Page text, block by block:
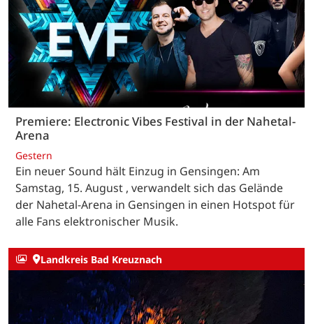
Premiere: Electronic Vibes Festival in der Nahetal-
Arena
Gestern
Ein neuer Sound hält Einzug in Gensingen: Am
Samstag, 15. August , verwandelt sich das Gelände
der Nahetal-Arena in Gensingen in einen Hotspot für
alle Fans elektronischer Musik.
Landkreis Bad Kreuznach